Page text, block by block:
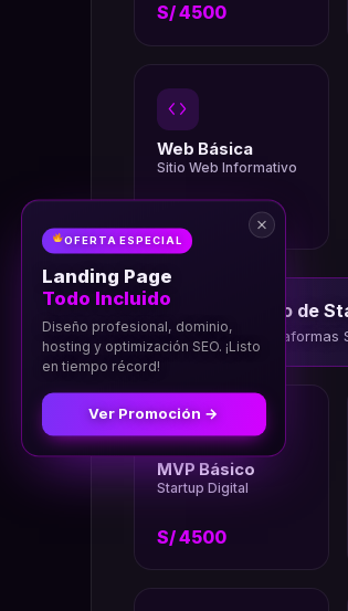
S/ 4500
Web Básica
Sitio Web Informativo
Desarrollo de
MVPs y
MVP Básico
Startup Digital
S/ 4500
OFERTA ESPECIAL
Landing Page
Todo Incluido
Diseño profesional, dominio,
hosting y optimización SEO. ¡Listo
en tiempo récord!
Ver Promoción →